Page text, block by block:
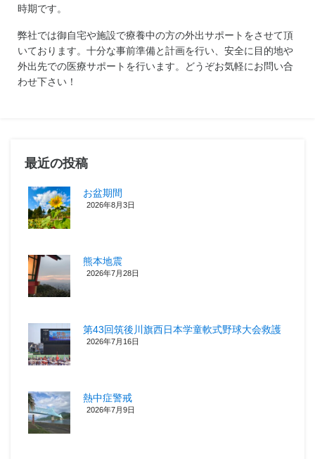
時期です。
弊社では御自宅や施設で療養中の方の外出サポートをさせて頂
いております。十分な事前準備と計画を行い、安全に目的地や
外出先での医療サポートを行います。どうぞお気軽にお問い合
わせ下さい！
最近の投稿
お盆期間
2026年8月3日
熊本地震
2026年7月28日
第43回筑後川旗西日本学童軟式野球大会救護
2026年7月16日
熱中症警戒
2026年7月9日